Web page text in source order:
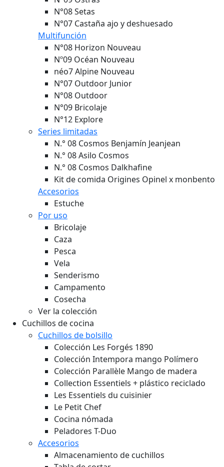
N°08 Setas
N°07 Castaña ajo y deshuesado
Multifunción
N°08 Horizon Nouveau
Nº09 Océan Nouveau
néo7 Alpine Nouveau
N°07 Outdoor Junior
N°08 Outdoor
N°09 Bricolaje
N°12 Explore
Series limitadas
N.° 08 Cosmos Benjamín Jeanjean
N.° 08 Asilo Cosmos
N.° 08 Cosmos Dalkhafine
Kit de comida Origines Opinel x monbento
Accesorios
Estuche
Por uso
Bricolaje
Caza
Pesca
Vela
Senderismo
Campamento
Cosecha
Ver la colección
Cuchillos de cocina
Cuchillos de bolsillo
Colección Les Forgés 1890
Colección Intempora mango Polímero
Colección Parallèle Mango de madera
Collection Essentiels + plástico reciclado
Les Essentiels du cuisinier
Le Petit Chef
Cocina nómada
Peladores T-Duo
Accesorios
Almacenamiento de cuchillos